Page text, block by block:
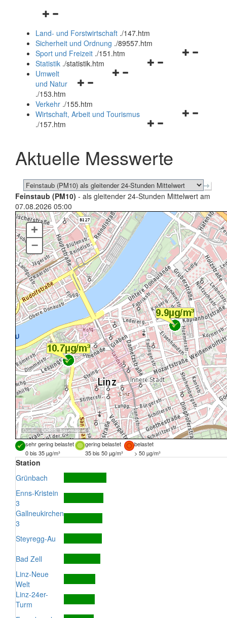
Navigationsmenü
und
schließen
Land- und Forstwirtschaft ./147.htm
Sicherheit und Ordnung ./89557.htm
Navigationsmenü
Sport und Freizeit ./151.htm
Navigationsmenü
Statistik ./statistik.htm
Navigationsmenü
und
schließen
Umwelt
und Natur
./153.htm
Verkehr ./155.htm
Navigationsmenü
schließen
Wirtschaft, Arbeit und Tourismus
./157.htm
Aktuelle Messwerte
Feinstaub (PM10) - als gleitender 24-Stunden Mittelwert am
07.08.2026 05:00
Quellen:DORIS, basemap.at
+
–
sehr gering belastet gering belastet
belastet
0 bis 35 µg/m³
35 bis 50 µg/m³ > 50 µg/m³
Station
Grünbach
Enns-Kristein
3
Gallneukirchen
3
Steyregg-Au
Bad Zell
Linz-Neue
Welt
Linz-24er-
Turm